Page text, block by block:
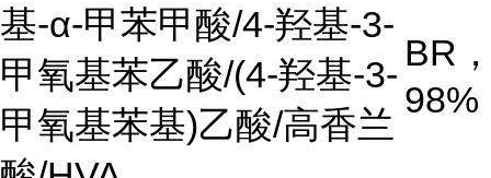
基-α-甲苯甲酸/4-羟基-3-
甲氧基苯乙酸/(4-羟基-3-
甲氧基苯基)乙酸/高香兰
BR
98%